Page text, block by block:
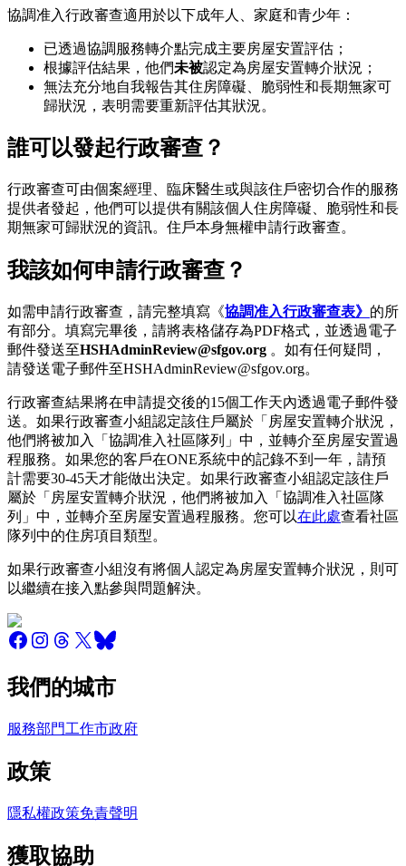
協調准入行政審查適用於以下成年人、家庭和青少年：
已透過協調服務轉介點完成主要房屋安置評估；
根據評估結果，他們未被認定為房屋安置轉介狀況；
無法充分地自我報告其住房障礙、脆弱性和長期無家可
歸狀況，表明需要重新評估其狀況。
誰可以發起行政審查？
行政審查可由個案經理、臨床醫生或與該住戶密切合作的服務
提供者發起，他們可以提供有關該個人住房障礙、脆弱性和長
期無家可歸狀況的資訊。住戶本身無權申請行政審查。
我該如何申請行政審查？
如需申請行政審查，請完整填寫《協調准入行政審查表》 的所
有部分。填寫完畢後，請將表格儲存為PDF格式，並透過電子
郵件發送至HSHAdminReview@sfgov.org 。如有任何疑問，
請發送電子郵件至HSHAdminReview@sfgov.org。
行政審查結果將在申請提交後的15個工作天內透過電子郵件發
送。如果行政審查小組認定該住戶屬於「房屋安置轉介狀況，
他們將被加入「協調准入社區隊列」中，並轉介至房屋安置過
程服務。如果您的客戶在ONE系統中的記錄不到一年，請預
計需要30-45天才能做出決定。如果行政審查小組認定該住戶
屬於「房屋安置轉介狀況，他們將被加入「協調准入社區隊
列」中，並轉介至房屋安置過程服務。您可以在此處查看社區
隊列中的住房項目類型。
如果行政審查小組沒有將個人認定為房屋安置轉介狀況，則可
以繼續在接入點參與問題解決。
我們的城市
服務部門工作市政府
政策
隱私權政策免責聲明
獲取協助